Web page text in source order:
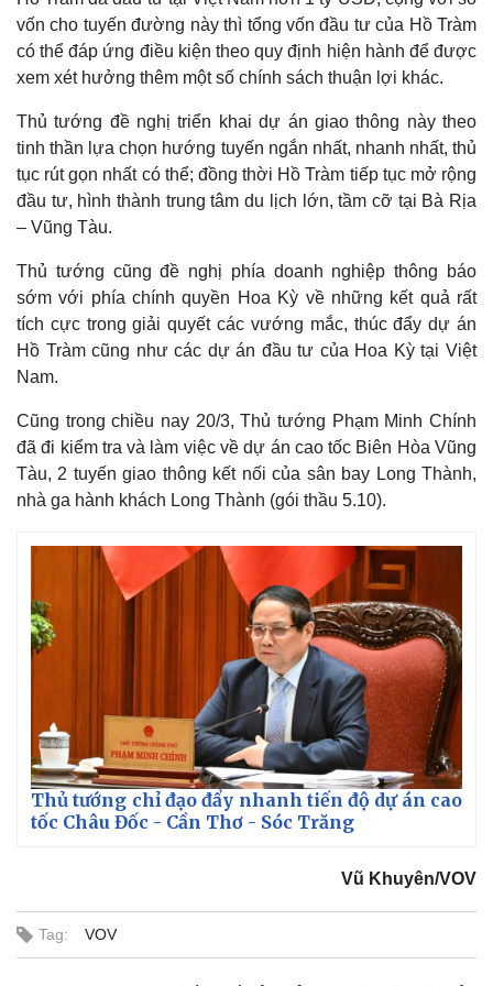
Pháp luật
Tin nóng
Tư vấn luật
Quân sự - Quốc phòng
Việt Nam
Phân tích
vốn cho tuyến đường này thì tổng vốn đầu tư của Hồ Tràm
có thể đáp ứng điều kiện theo quy định hiện hành để được
xem xét hưởng thêm một số chính sách thuận lợi khác.
Thủ tướng đề nghị triển khai dự án giao thông này theo
tinh thần lựa chọn hướng tuyến ngắn nhất, nhanh nhất, thủ
tục rút gọn nhất có thể; đồng thời Hồ Tràm tiếp tục mở rộng
đầu tư, hình thành trung tâm du lịch lớn, tầm cỡ tại Bà Rịa
– Vũng Tàu.
Thủ tướng cũng đề nghị phía doanh nghiệp thông báo
sớm với phía chính quyền Hoa Kỳ về những kết quả rất
tích cực trong giải quyết các vướng mắc, thúc đẩy dự án
Hồ Tràm cũng như các dự án đầu tư của Hoa Kỳ tại Việt
Nam.
Cũng trong chiều nay 20/3, Thủ tướng Phạm Minh Chính
đã đi kiểm tra và làm việc về dự án cao tốc Biên Hòa Vũng
Tàu, 2 tuyến giao thông kết nối của sân bay Long Thành,
nhà ga hành khách Long Thành (gói thầu 5.10).
Thủ tướng chỉ đạo đẩy nhanh tiến độ dự án cao
tốc Châu Đốc - Cần Thơ - Sóc Trăng
Vũ Khuyên/VOV
Tag: VOV